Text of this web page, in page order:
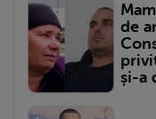
de
și-a